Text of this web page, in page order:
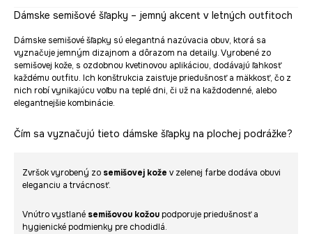
Dámske semišové šľapky – jemný akcent v letných outfitoch
Dámske semišové šľapky sú elegantná nazúvacia obuv, ktorá sa
vyznačuje jemným dizajnom a dôrazom na detaily. Vyrobené zo
semišovej kože, s ozdobnou kvetinovou aplikáciou, dodávajú ľahkosť
každému outfitu. Ich konštrukcia zaisťuje priedušnosť a mäkkosť, čo z
nich robí vynikajúcu voľbu na teplé dni, či už na každodenné, alebo
elegantnejšie kombinácie.
Čím sa vyznačujú tieto dámske šľapky na plochej podrážke?
Zvršok vyrobený zo semišovej kože v zelenej farbe dodáva obuvi
eleganciu a trvácnosť.
Vnútro vystlané semišovou kožou podporuje priedušnosť a
hygienické podmienky pre chodidlá.